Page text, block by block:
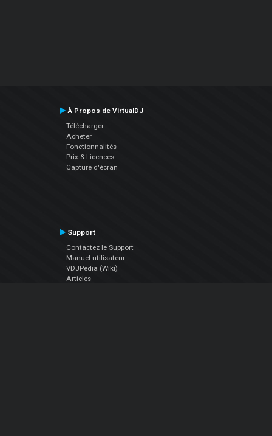
À Propos de VirtualDJ
Télécharger
Acheter
Fonctionnalités
Prix & Licences
Capture d'écran
Support
Contactez le Support
Manuel utilisateur
VDJPedia (Wiki)
Articles